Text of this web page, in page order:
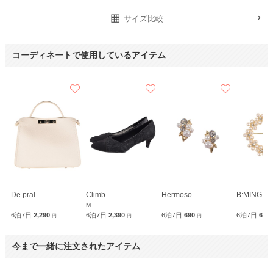
サイズ比較
コーディネートで使用しているアイテム
De pral
6泊7日 2,290 円
Climb
M
6泊7日2,390円
Hermoso
6泊7日 690 円
B:MING
6泊7日 690
今まで一緒に注文されたアイテム